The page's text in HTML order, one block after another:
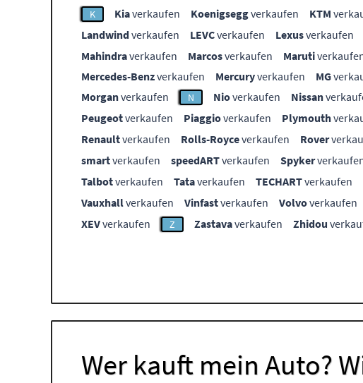
K Kiaverkaufen Koenigseggverkaufen KTM
Landwindverkaufen LEVCverkaufen Lexusverkaufen
Mahindraverkaufen Marcosverkaufen Maruti
Mercedes-Benzverkaufen Mercuryverkaufen MG
Morganverkaufen N Nioverkaufen Nissan
Peugeotverkaufen Piaggioverkaufen Plymouth
Renaultverkaufen Rolls-Royceverkaufen Rover
smartverkaufen speedARTverkaufen Spyker
Talbotverkaufen Tataverkaufen TECHARTverkaufen
Vauxhallverkaufen Vinfastverkaufen Volvoverkaufen
XEVverkaufen Z Zastavaverkaufen Zhidou
Wer kauft mein Auto?